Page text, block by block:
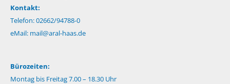
Kontakt:
Telefon: 02662/94788-0
eMail: mail@aral-haas.de
Bürozeiten:
Montag bis Freitag 7.00 – 18.30 Uhr